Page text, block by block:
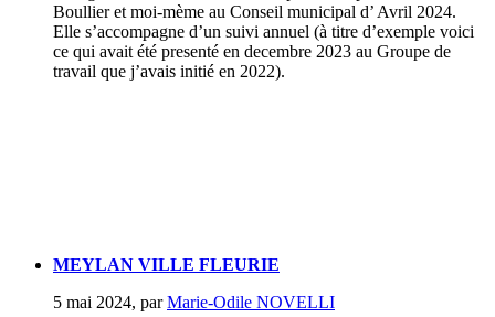
Boullier et moi-mème au Conseil municipal d’ Avril 2024.
Elle s’accompagne d’un suivi annuel (à titre d’exemple voici
ce qui avait été presenté en decembre 2023 au Groupe de
travail que j’avais initié en 2022).
MEYLAN VILLE FLEURIE
5 mai 2024, parMarie-Odile NOVELLI